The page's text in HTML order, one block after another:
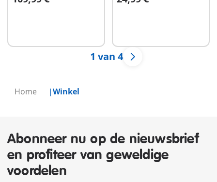
Home Winkel
1 van 4
Abonneer nu op de nieuwsbrief
en profiteer van geweldige
voordelen